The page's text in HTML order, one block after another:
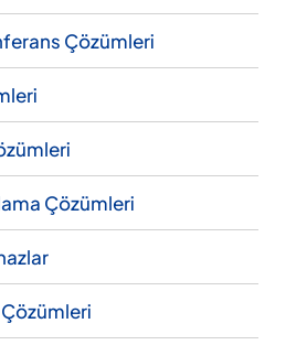
Çözümleri
Çözümleri